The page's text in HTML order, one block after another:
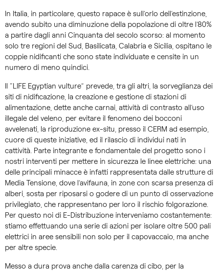
In Italia, in particolare, questo rapace è sull’orlo dell’estinzione,
avendo subito una diminuzione della popolazione di oltre l’80%
a partire dagli anni Cinquanta del secolo scorso: al momento
solo tre regioni del Sud, Basilicata, Calabria e Sicilia, ospitano le
coppie nidificanti che sono state individuate e censite in un
numero di meno quindici.
Il “LIFE Egyptian vulture” prevede, tra gli altri, la sorveglianza dei
siti di nidificazione, la creazione e gestione di stazioni di
alimentazione, dette anche carnai, attività di contrasto all’uso
illegale del veleno, per evitare il fenomeno dei bocconi
avvelenati, la riproduzione ex-situ, presso il CERM ad esempio,
cuore di queste iniziative, ed il rilascio di individui nati in
cattività. Parte integrante e fondamentale del progetto sono i
nostri interventi per mettere in sicurezza le linee elettriche: una
delle principali minacce è infatti rappresentata dalle strutture di
Media Tensione, dove l’avifauna, in zone con scarsa presenza di
alberi, sosta per riposarsi o godere di un punto di osservazione
privilegiato, che rappresentano per loro il rischio folgorazione.
Per questo noi di E-Distribuzione interveniamo costantemente:
stiamo effettuando una serie di azioni per isolare oltre 500 pali
elettrici in aree sensibili non solo per il capovaccaio, ma anche
per altre specie.
Messo a dura prova anche dalla carenza di cibo, per la